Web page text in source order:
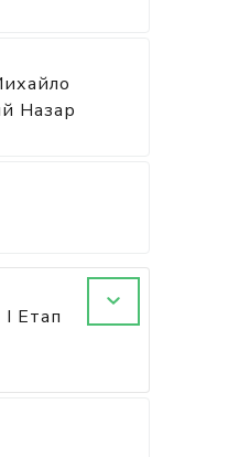
Назар
I Етап